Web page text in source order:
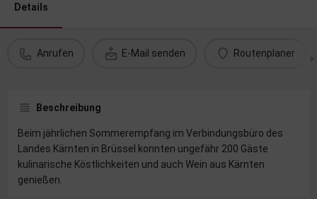
Details
Anrufen E-Mail senden Routenplaner
Beschreibung
Beim jährlichen Sommerempfang im Verbindungsbüro des
Landes Kärnten in Brüssel konnten ungefähr 200 Gäste
kulinarische Köstlichkeiten und auch Wein aus Kärnten
genießen.